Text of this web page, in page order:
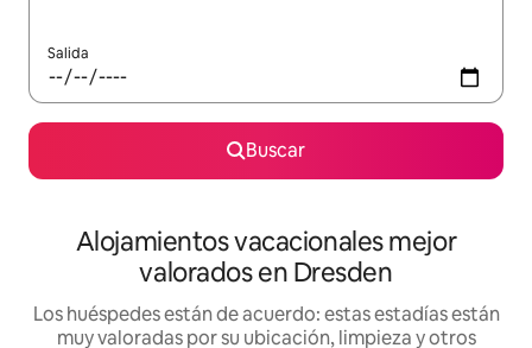
Salida
Buscar
Alojamientos vacacionales mejor
valorados en Dresden
Los huéspedes están de acuerdo: estas estadías están
muy valoradas por su ubicación, limpieza y otros